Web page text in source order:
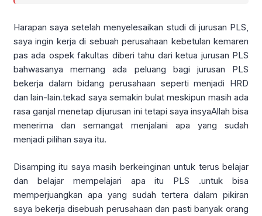
Harapan saya setelah menyelesaikan studi di jurusan PLS,
saya ingin kerja di sebuah perusahaan kebetulan kemaren
pas ada ospek fakultas diberi tahu dari ketua jurusan PLS
bahwasanya memang ada peluang bagi jurusan PLS
bekerja dalam bidang perusahaan seperti menjadi HRD
dan lain-lain.tekad saya semakin bulat meskipun masih ada
rasa ganjal menetap dijurusan ini tetapi saya insyaAllah bisa
menerima dan semangat menjalani apa yang sudah
menjadi pilihan saya itu.
Disamping itu saya masih berkeinginan untuk terus belajar
dan belajar mempelajari apa itu PLS .untuk bisa
memperjuangkan apa yang sudah tertera dalam pikiran
saya bekerja disebuah perusahaan dan pasti banyak orang